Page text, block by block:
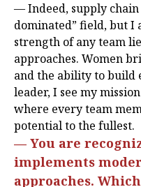
— Indeed, supply chain
dominated” field, but I
strength of any team
approaches. Women
and the ability to build
leader, I see my
where every team
potential to the fullest.
— You are
implements
approaches.